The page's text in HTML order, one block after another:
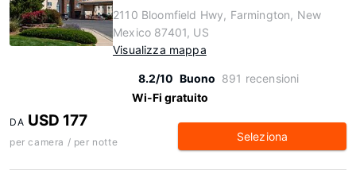
2110 Bloomfield Hwy, Farmington, New
Mexico 87401, US
Visualizza mappa
8.2/10 Buono 891 recensioni
Wi-Fi gratuito
DA USD 177
per camera / per notte Seleziona